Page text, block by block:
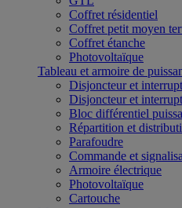
Coffret résidentiel
Coffret petit moyen
Coffret étanche
Photovoltaïque
Tableau et armoire de
Disjoncteur et
Disjoncteur et
Bloc différentiel
Répartition et
Parafoudre
Commande et
Armoire électrique
Photovoltaïque
Cartouche